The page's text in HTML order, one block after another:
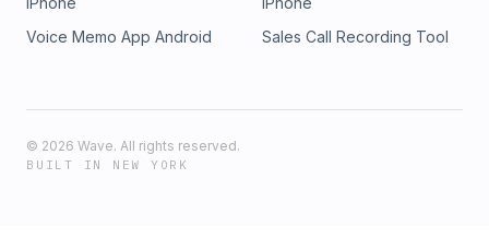
Voice Memo App Android
Sales Call Recording Tool
© 2026 Wave. All rights reserved.
BUILT IN NEW YORK